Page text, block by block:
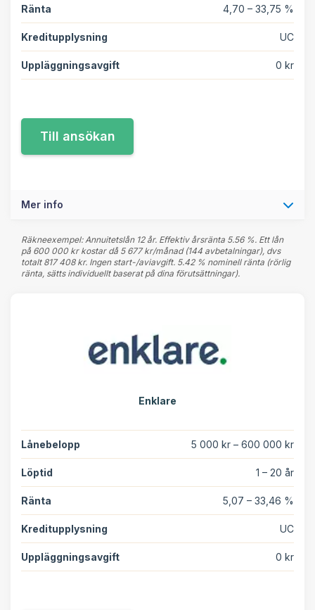
Ränta 4,70 – 33,75 %
Kreditupplysning UC
Uppläggningsavgift 0 kr
Mer info
Räkneexempel: Annuitetslån 12 år. Effektiv årsränta 5.56 %. Ett lån
på 600 000 kr kostar då 5 677 kr/månad (144 avbetalningar), dvs
totalt 817 408 kr. Ingen start-/aviavgift. 5.42 % nominell ränta (rörlig
ränta, sätts individuellt baserat på dina förutsättningar).
Enklare
Lånebelopp 5 000 kr – 600 000 kr
Löptid 1 – 20 år
Ränta 5,07 – 33,46 %
Kreditupplysning UC
Uppläggningsavgift 0 kr